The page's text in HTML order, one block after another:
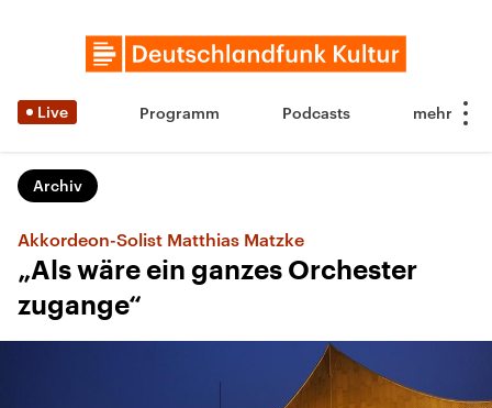
Live Programm Podcasts
Archiv
Akkordeon-Solist Matthias Matzke
„Als wäre ein ganzes Orchester
zugange“